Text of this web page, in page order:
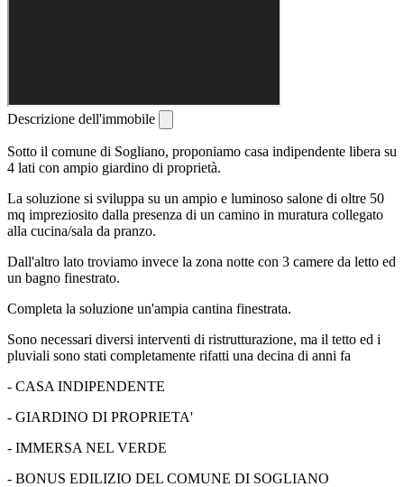
Descrizione dell'immobile
Sotto il comune di Sogliano, proponiamo casa indipendente libera su
4 lati con ampio giardino di proprietà.
La soluzione si sviluppa su un ampio e luminoso salone di oltre 50
mq impreziosito dalla presenza di un camino in muratura collegato
alla cucina/sala da pranzo.
Dall'altro lato troviamo invece la zona notte con 3 camere da letto ed
un bagno finestrato.
Completa la soluzione un'ampia cantina finestrata.
Sono necessari diversi interventi di ristrutturazione, ma il tetto ed i
pluviali sono stati completamente rifatti una decina di anni fa
- CASA INDIPENDENTE
- GIARDINO DI PROPRIETA'
- IMMERSA NEL VERDE
- BONUS EDILIZIO DEL COMUNE DI SOGLIANO